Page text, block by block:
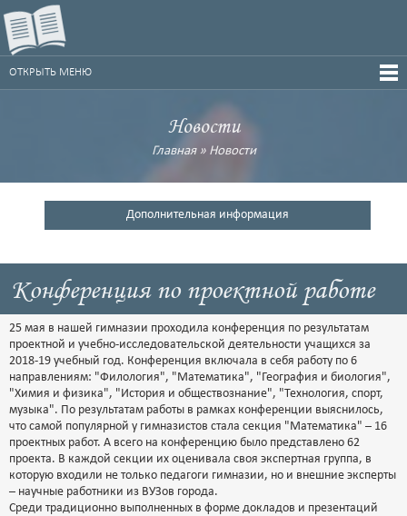
ОТКРЫТЬ МЕНЮ
Новости
Главная» Новости
Дополнительная информация
Конференция по проектной работе
25 мая в нашей гимназии проходила конференция по результатам
проектной и учебно-исследовательской деятельности учащихся за
2018-19 учебный год. Конференция включала в себя работу по 6
направлениям: "Филология", "Математика", "География и биология",
"Химия и физика", "История и обществознание", "Технология, спорт,
музыка". По результатам работы в рамках конференции выяснилось,
что самой популярной у гимназистов стала секция "Математика" – 16
проектных работ. А всего на конференцию было представлено 62
проекта. В каждой секции их оценивала своя экспертная группа, в
которую входили не только педагоги гимназии, но и внешние эксперты
– научные работники из ВУЗов города.
Среди традиционно выполненных в форме докладов и презентаций